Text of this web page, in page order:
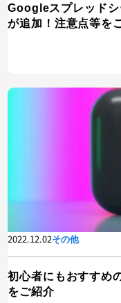
Googleスプレッド
が追加！注意点等を
2022.12.02その他
初心者にもおすすめ
をご紹介